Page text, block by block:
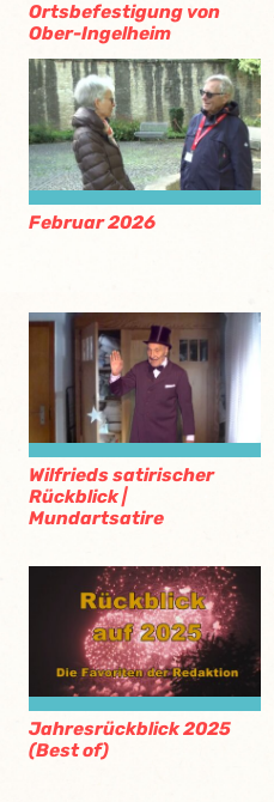
Ortsbefestigung von
Ober-Ingelheim
Februar 2026
Wilfrieds satirischer
Rückblick |
Mundartsatire
Jahresrückblick 2025
(Best of)